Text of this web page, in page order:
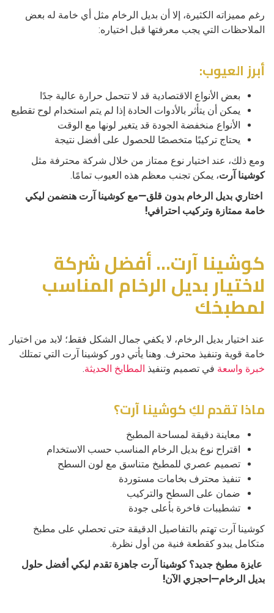
رغم مميزاته الكثيرة، إلا أن بديل الرخام مثل أي خامة له بعض
الملاحظات التي يجب معرفتها قبل اختياره:
أبرز العيوب:
بعض الأنواع الاقتصادية قد لا تتحمل حرارة عالية جدًا
يمكن أن يتأثر بالأدوات الحادة إذا لم يتم استخدام لوح تقطيع
الأنواع منخفضة الجودة قد يتغير لونها مع الوقت
يحتاج تركيبًا متخصصًا للحصول على أفضل نتيجة
ومع ذلك، عند اختيار نوع ممتاز من خلال شركة محترفة مثل
كوشينا آرت، يمكن تجنب معظم هذه العيوب تمامًا.
اختاري بديل الرخام بدون قلق—مع كوشينا آرت هنضمن ليكي
خامة ممتازة وتركيب احترافي!
كوشينا آرت… أفضل شركة
لاختيار بديل الرخام المناسب
لمطبخك
عند اختيار بديل الرخام، لا يكفي جمال الشكل فقط؛ لابد من اختيار
خامة قوية وتنفيذ محترف. وهنا يأتي دور كوشينا آرت التي تمتلك
خبرة واسعة في تصميم وتنفيذ المطابخ الحديثة.
ماذا تقدم لكِ كوشينا آرت؟
معاينة دقيقة لمساحة المطبخ
اقتراح نوع بديل الرخام المناسب حسب الاستخدام
تصميم عصري للمطبخ متناسق مع لون السطح
تنفيذ محترف بخامات مستوردة
ضمان على السطح والتركيب
تشطيبات فاخرة بأعلى جودة
كوشينا آرت تهتم بالتفاصيل الدقيقة حتى تحصلي على مطبخ
متكامل يبدو كقطعة فنية من أول نظرة.
عايزة مطبخ جديد؟ كوشينا آرت جاهزة تقدم ليكي أفضل حلول
بديل الرخام—احجزي الآن!